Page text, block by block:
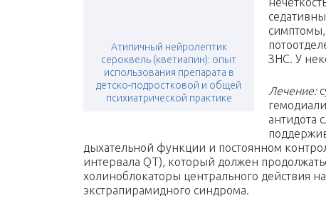
Атипичный нейролептик
сероквель (кветиапин): опыт
использования препарата в
детско-подростковой и общей
психиатрической практике
симптомы,
ЗНС. У
Лечение:
антидота
дыхательной функции и постоянном
интервала QT), который должен
холиноблокаторы центрального действия
экстрапирамидного синдрома.